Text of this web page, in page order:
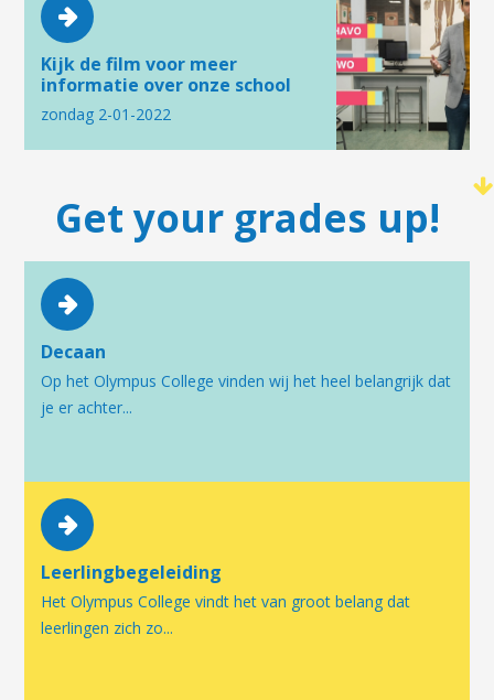
Kijk de film voor meer
informatie over onze school
zondag 2-01-2022
Get your grades up!
Decaan
Op het Olympus College vinden wij het heel belangrijk dat
je er achter...
Leerlingbegeleiding
Het Olympus College vindt het van groot belang dat
leerlingen zich zo...